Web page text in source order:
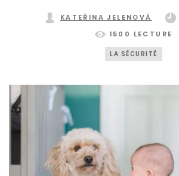
KATEŘINA JELENOVÁ
1500 LECTURE
LA SÉCURITÉ